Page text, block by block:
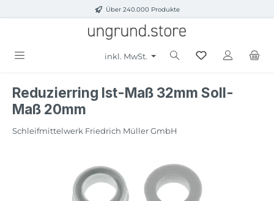
Zum Hauptinhalt springenÜber 240.000 Produkte
inkl. MwSt.
Reduzierring Ist-Maß 32mm Soll-
Maß 20mm
Schleifmittelwerk Friedrich Müller GmbH
Bildergalerie überspringen